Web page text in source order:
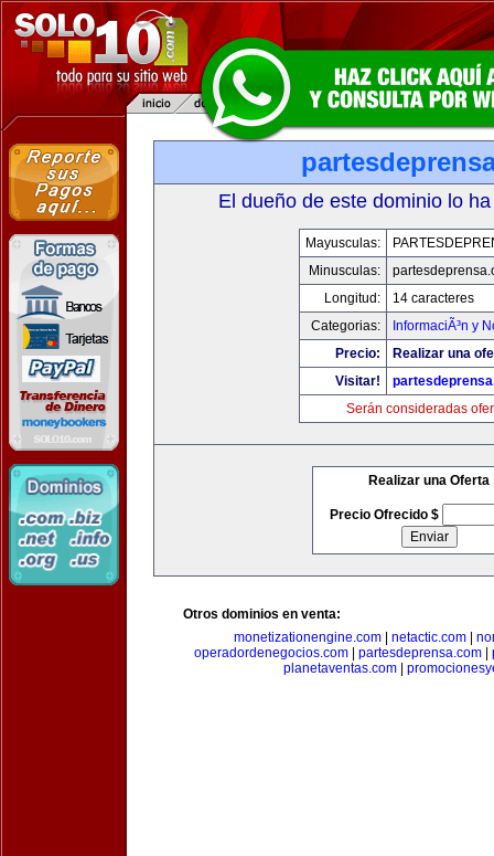
El dueño de este dominio lo
Mayusculas:
Minusculas:
Longitud:
14 caracteres
Categorias:
InformaciÃ³n y
Precio:
Realizar una
Visitar!
Serán consideradas
Realizar una Oferta
Precio Ofrecido $
Otros dominios en venta:
monetizationengine.com| netactic.com|
operadordenegocios.com
partesdeprensa.com
planetaventas.com